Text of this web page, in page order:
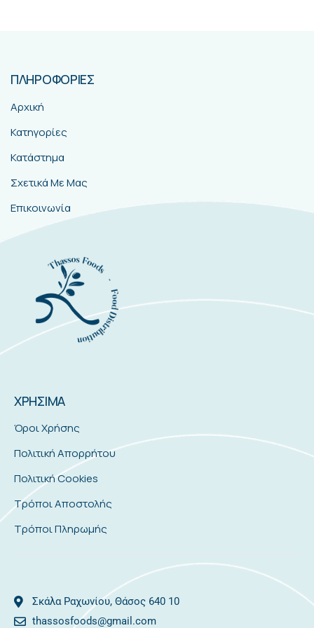
ΠΛΗΡΟΦΟΡΙΕΣ
Αρχική
Κατηγορίες
Κατάστημα
Σχετικά Με Μας
Επικοινωνία
ΧΡΗΣΙΜΑ
Όροι Χρήσης
Πολιτική Απορρήτου
Πολιτική Cookies
Τρόποι Αποστολής
Τρόποι Πληρωμής
Σκάλα Ραχωνίου, Θάσος 640 10
thassosfoods@gmail.com